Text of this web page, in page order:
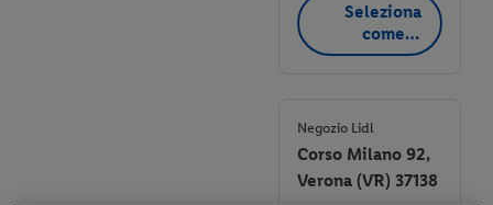
Seleziona
come
negozio
Negozio Lidl
Corso Milano 92,
Verona (VR) 37138